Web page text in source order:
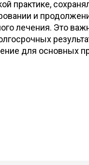
практике,
и
лечения. Это
для основных